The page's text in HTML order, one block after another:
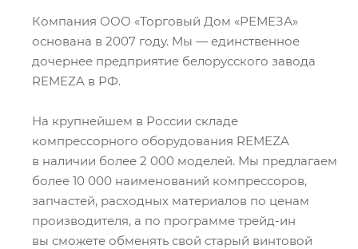
Компания ООО «Торговый Дом «РЕМЕЗА»
основана в 2007 году. Мы — единственное
дочернее предприятие белорусского завода
REMEZA в РФ.
На крупнейшем в России складе
компрессорного оборудования REMEZA
в наличии более 2 000 моделей. Мы предлагаем
более 10 000 наименований компрессоров,
запчастей, расходных материалов по ценам
производителя, а по программе трейд-ин
вы сможете обменять свой старый винтовой